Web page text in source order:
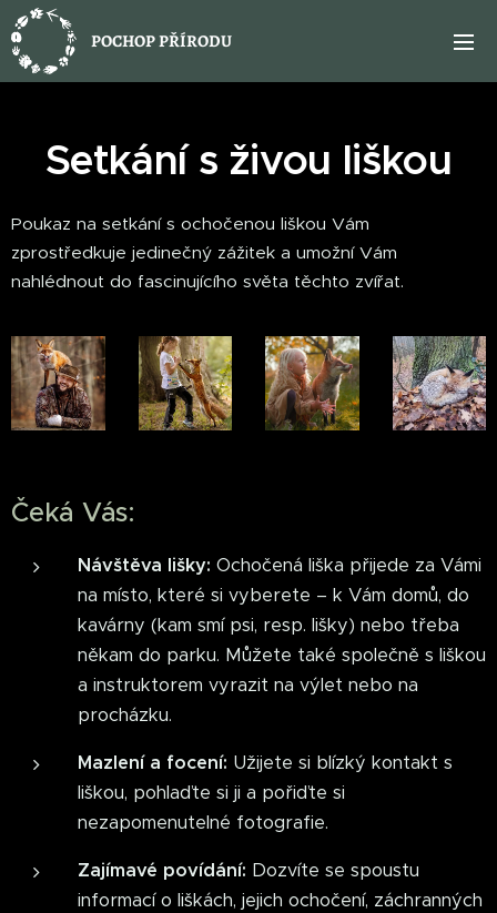
POCHOP PŘÍRODU
Setkání s živou liškou
Poukaz na setkání s ochočenou liškou Vám
zprostředkuje jedinečný zážitek a umožní Vám
nahlédnout do fascinujícího světa těchto zvířat.
Čeká Vás:
Návštěva lišky: Ochočená liška přijede za Vámi
na místo, které si vyberete – k Vám domů, do
kavárny (kam smí psi, resp. lišky) nebo třeba
někam do parku. Můžete také společně s liškou
a instruktorem vyrazit na výlet nebo na
procházku.
Mazlení a focení: Užijete si blízký kontakt s
liškou, pohlaďte si ji a pořiďte si
nezapomenutelné fotografie.
Zajímavé povídání: Dozvíte se spoustu
informací o liškách, jejich ochočení, záchranných